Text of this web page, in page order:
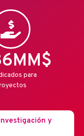
MM$
para
y